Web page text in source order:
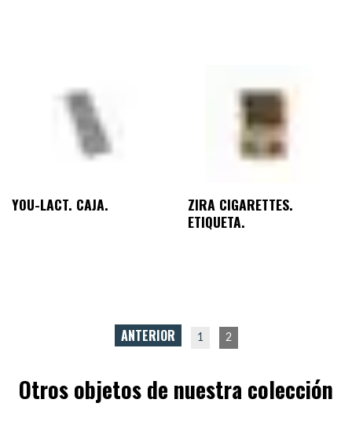
YOU-LACT. CAJA.
ZIRA CIGARETTES.
ETIQUETA.
pagination
ANTERIOR 1 2
Otros objetos de nuestra colección